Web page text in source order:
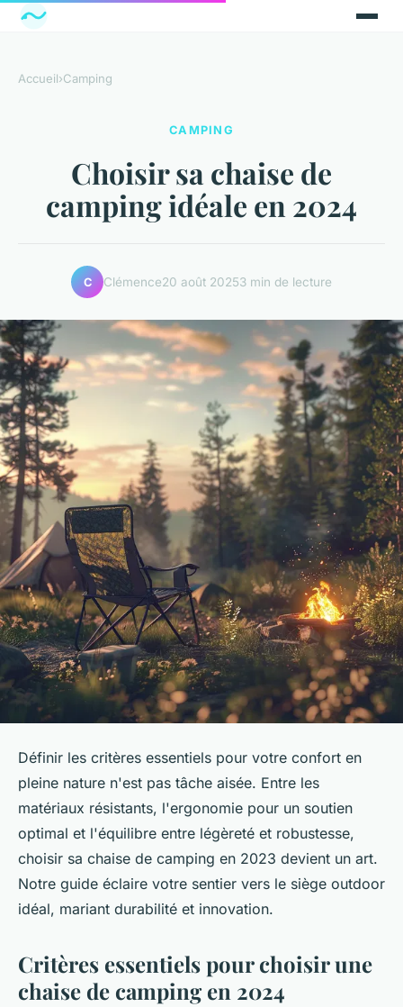
Accueil›Camping
CAMPING
Choisir sa chaise de
camping idéale en 2024
C Clémence20 août 20253 min de lecture
Définir les critères essentiels pour votre confort en
pleine nature n'est pas tâche aisée. Entre les
matériaux résistants, l'ergonomie pour un soutien
optimal et l'équilibre entre légèreté et robustesse,
choisir sa chaise de camping en 2023 devient un art.
Notre guide éclaire votre sentier vers le siège outdoor
idéal, mariant durabilité et innovation.
Critères essentiels pour choisir une
chaise de camping en 2024